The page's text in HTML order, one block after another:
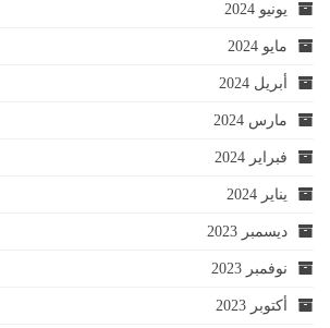
يونيو 2024
مايو 2024
أبريل 2024
مارس 2024
فبراير 2024
يناير 2024
ديسمبر 2023
نوفمبر 2023
أكتوبر 2023